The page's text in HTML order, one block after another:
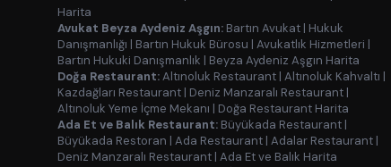
Harita
Avukat Beyza Aydeniz Aşgın: Bartın Avukat | Hukuk
Danışmanlığı | Bartın Hukuk Bürosu | Avukatlık Hizmetleri |
Bartın Hukuki Danışmanlık | Beyza Aydeniz Aşgın Harita
Doğa Restaurant:Altınoluk Restaurant | Altınoluk Kahvaltı |
Kazdağları Restaurant | Deniz Manzaralı Restaurant |
Altınoluk Yeme İçme Mekanı | Doğa Restaurant Harita
Ada Et ve Balık Restaurant: Büyükada Restaurant |
Büyükada Restoran | Ada Restaurant | Adalar Restaurant |
Deniz Manzaralı Restaurant | Ada Et ve Balık Harita